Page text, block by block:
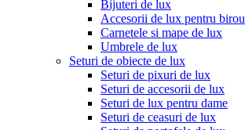
Bijuteri de lux
Accesorii de lux pentru birou
Carnetele si mape de lux
Umbrele de lux
Seturi de obiecte de lux
Seturi de pixuri de lux
Seturi de accesorii de lux
Seturi de lux pentru dame
Seturi de ceasuri de lux